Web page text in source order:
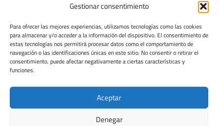
Gestionar consentimiento
Para ofrecer las mejores experiencias, utilizamos tecnologías como las cookies
para almacenar y/o acceder a la información del dispositivo. El consentimiento de
estas tecnologías nos permitirá procesar datos como el comportamiento de
navegación o las identificaciones únicas en este sitio. No consentir o retirar el
consentimiento, puede afectar negativamente a ciertas características y
funciones.
Aceptar
Denegar